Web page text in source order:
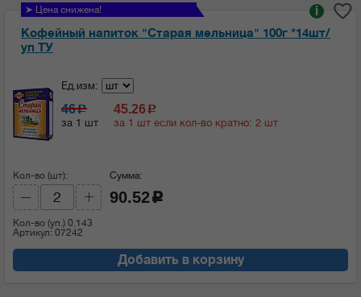
➤ Цена снижена!
Кофейный напиток "Старая мельница" 100г *14шт/
уп ТУ
i
Ед.изм:
46c
за 1 шт
45.26 c
за 1 шт если кол-во кратно: 2 шт
Кол-во (шт):
Кол-во (уп.) 0.143
Артикул: 07242
Сумма:
90.52 c
Добавить в корзину